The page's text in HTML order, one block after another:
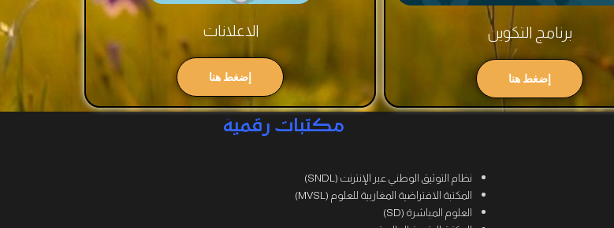
برنامج التكوين
إضغط هنا
الاعلانات
إضغط هنا
مكتبات رقمية
نظام التوثيق الوطني عبر الإنترنت (SNDL)
المكتبة الافتراضية المغاربية للعلوم (MVSL)
العلوم المباشرة (SD)